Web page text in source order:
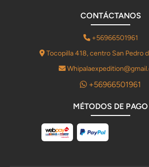
CONTÁCTANOS
+56966501961
Tocopilla 418, centro San Pedro
+56966501961
MÉTODOS DE PAGO